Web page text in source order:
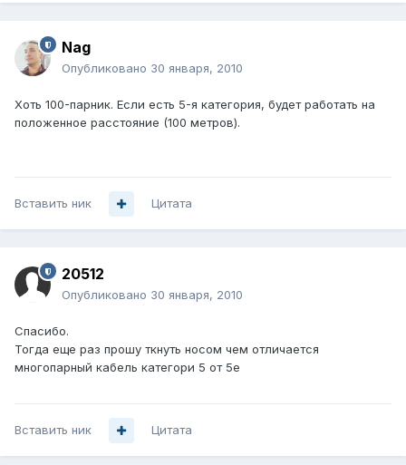
Nag
Опубликовано 30 января, 2010
Хоть 100-парник. Если есть 5-я категория, будет работать на
положенное расстояние (100 метров).
Вставить ник Цитата
20512
Опубликовано 30 января, 2010
Спасибо.
Тогда еще раз прошу ткнуть носом чем отличается
многопарный кабель категори 5 от 5е
Вставить ник Цитата